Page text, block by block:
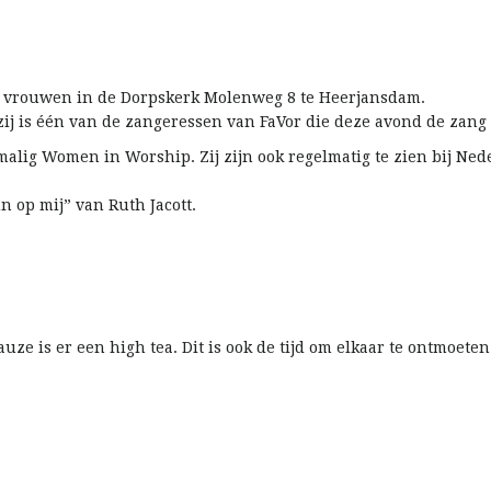
in de Dorpskerk Molenweg 8 te Heerjansdam.
is één van de zangeressen van FaVor die deze avond de
Women in Worship. Zij zijn ook regelmatig te zien bij
op mij” van Ruth Jacott.
is er een high tea. Dit is ook de tijd om elkaar te